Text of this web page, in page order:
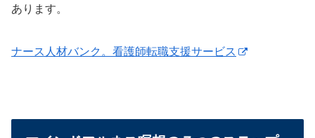
あります。
ナース人材バンク。看護師転職支援サービス